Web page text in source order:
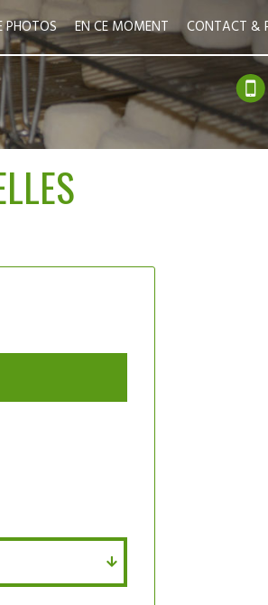
PHOTOS EN CE MOMENT CONTACT &